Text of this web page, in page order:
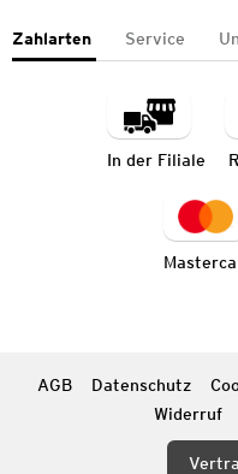
Zahlarten Service
In der Filiale
AGB Datenschutz
Widerruf